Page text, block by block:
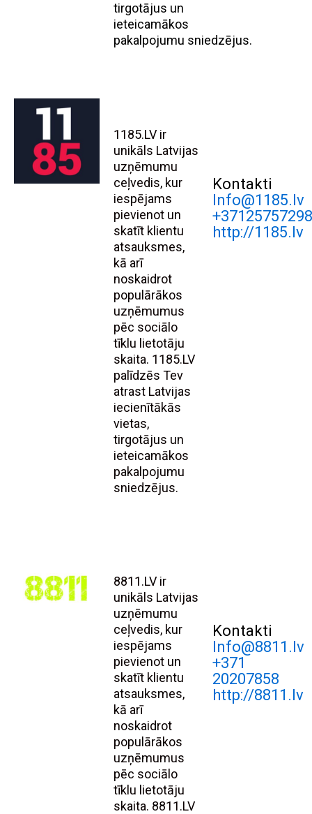
tirgotājus un
ieteicamākos
pakalpojumu sniedzējus.
1185.LV ir
unikāls Latvijas
uzņēmumu
ceļvedis, kur
iespējams
pievienot un
skatīt klientu
atsauksmes,
kā arī
noskaidrot
populārākos
uzņēmumus
pēc sociālo
tīklu lietotāju
skaita. 1185.LV
palīdzēs Tev
atrast Latvijas
iecienītākās
vietas,
tirgotājus un
ieteicamākos
pakalpojumu
sniedzējus.
Kontakti
Info@1185.lv
http://1185.lv
8811.LV ir
unikāls Latvijas
uzņēmumu
ceļvedis, kur
iespējams
pievienot un
skatīt klientu
atsauksmes,
kā arī
noskaidrot
populārākos
uzņēmumus
pēc sociālo
tīklu lietotāju
skaita. 8811.LV
Kontakti
Info@8811.lv
+371
20207858
http://8811.lv